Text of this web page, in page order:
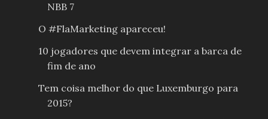
NBB 7
O #FlaMarketing apareceu!
10 jogadores que devem integrar a barca de
fim de ano
Tem coisa melhor do que Luxemburgo para
2015?